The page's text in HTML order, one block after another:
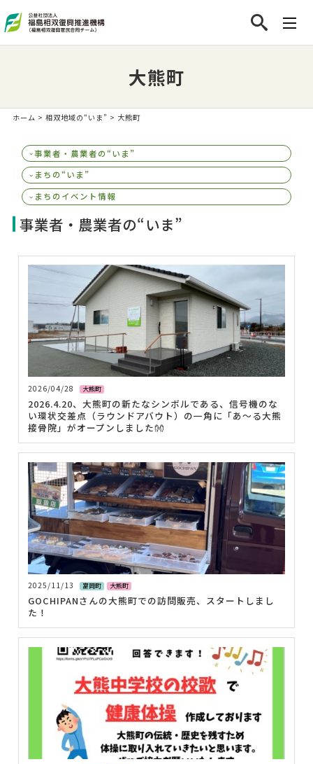
大熊町
ホーム > 相双地域の“いま” > 大熊町
事業者・農業者の“いま”
まちの“いま”
まちのイベント情報
事業者・農業者の“いま”
2026/04/28 大熊町
2026.4.20、大熊町の新たなシンボルである、信号機のな
い環状交差点（ラウンドアバウト）の一角に「あ～る大熊
接骨院」がオープンしました👐
2025/11/13 富岡町 大熊町
GOCHIPANさんの大熊町での訪問販売、スタートしまし
た！